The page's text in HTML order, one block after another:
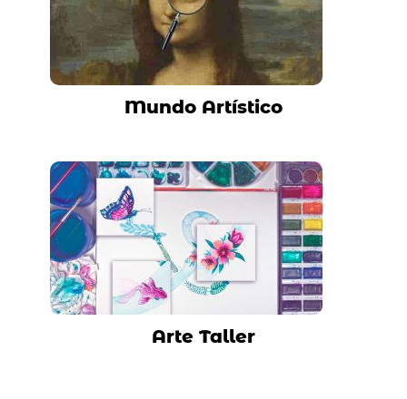
Mundo Artístico
Arte Taller